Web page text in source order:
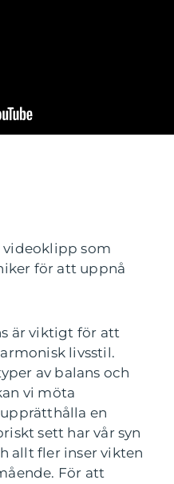
videoklipp som
för att uppnå
är viktigt för att
livsstil.
av balans och
vi möta
en
sett har vår syn
allt fler inser vikten
För att